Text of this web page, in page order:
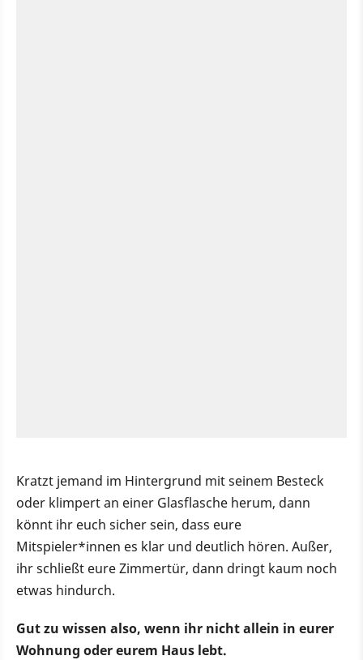
Kratzt jemand im Hintergrund mit seinem Besteck
oder klimpert an einer Glasflasche herum, dann
könnt ihr euch sicher sein, dass eure
Mitspieler*innen es klar und deutlich hören. Außer,
ihr schließt eure Zimmertür, dann dringt kaum noch
etwas hindurch.
Gut zu wissen also, wenn ihr nicht allein in eurer
Wohnung oder eurem Haus lebt.